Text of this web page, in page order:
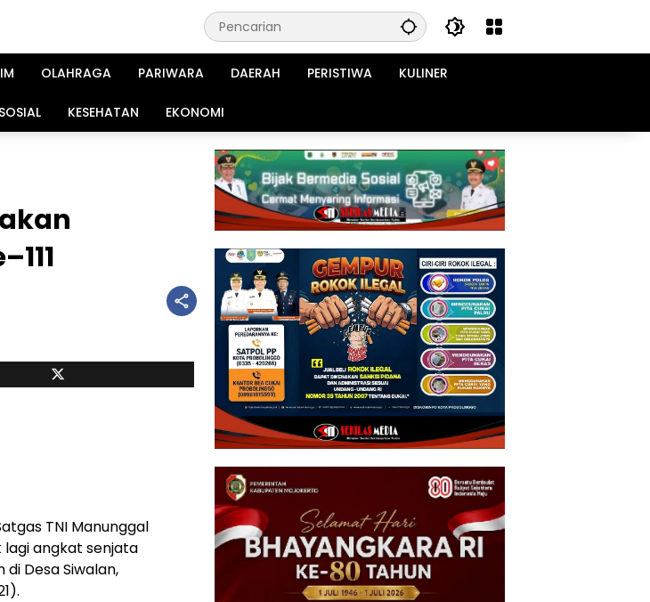
OLAHRAGA PARIWARA DAERAH PERISTIWA KULINER
SOSIAL KESEHATAN EKONOMI
TNI Manunggal
lagi angkat senjata
Desa Siwalan,